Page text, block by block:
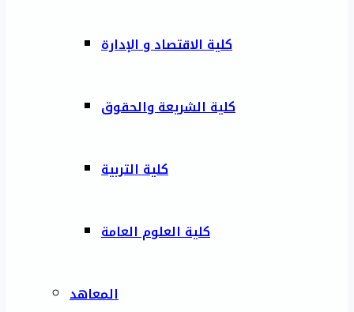
كلية الاقتصاد و الإدارة
كلية الشريعة والحقوق
كلية التربية
كلية العلوم العامة
المعاهد